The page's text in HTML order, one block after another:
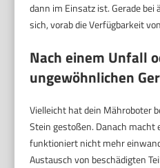
dann im Einsatz ist. Gerade
sich, vorab die Verfügbarkeit
Nach einem Unfall
ungewöhnlichen
Vielleicht hat dein Mähroboter
Stein gestoßen. Danach macht
funktioniert nicht mehr
Austausch von beschädigten